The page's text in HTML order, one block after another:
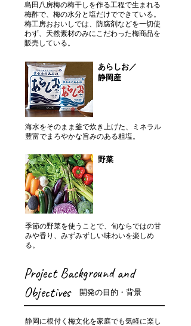
島田八房梅の梅干しを作る工程で生まれる
梅酢で、梅の水分と塩だけでできている。
梅工房おおいしでは、防腐剤などを一切使
わず、天然素材のみにこだわった梅商品を
販売している。
あらしお／
静岡産
海水をそのまま釜で炊き上げた、ミネラル
豊富でまろやかな旨みのある粗塩。
野菜
季節の野菜を使うことで、旬ならではの甘
みや香り、みずみずしい味わいを楽しめ
る。
Project Background and
Objectives
開発の目的・背景
静岡に根付く梅文化を家庭でも気軽に楽し